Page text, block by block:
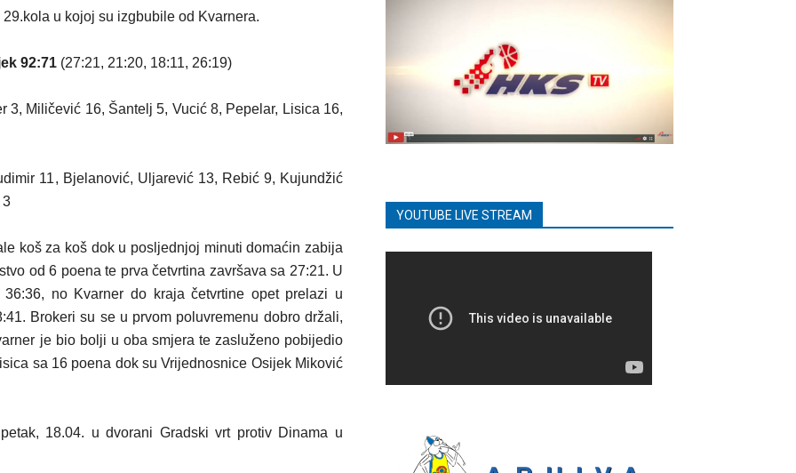
u kojoj su izgbubile od Kvarnera.
92:71 (27:21, 21:20, 18:11, 26:19)
3, Miličević 16, Šantelj 5, Vucić 8, Pepelar, Lisica 16,
11, Bjelanović, Uljarević 13, Rebić 9, Kujundžić
3
koš za koš dok u posljednjoj minuti domaćin zabija
od 6 poena te prva četvrtina završava sa 27:21. U
no Kvarner do kraja četvrtine opet prelazi u
Brokeri su se u prvom poluvremenu dobro držali,
je bio bolji u oba smjera te zasluženo pobijedio
sa 16 poena dok su Vrijednosnice Osijek Miković
18.04. u dvorani Gradski vrt protiv Dinama u
YOUTUBE LIVE STREAM